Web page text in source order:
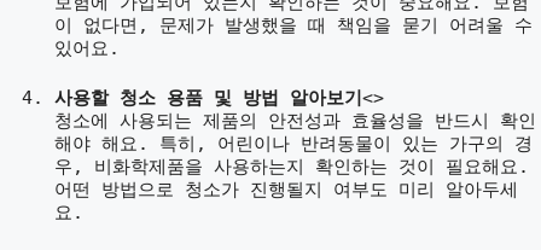
이 없다면, 문제가 발생했을 때 책임을 묻기 어려울 수
있어요.
사용할 청소 용품 및 방법 알아보기<>
청소에 사용되는 제품의 안전성과 효율성을 반드시 확인
해야 해요. 특히, 어린이나 반려동물이 있는 가구의 경
우, 비화학제품을 사용하는지 확인하는 것이 필요해요.
어떤 방법으로 청소가 진행될지 여부도 미리 알아두세
요.